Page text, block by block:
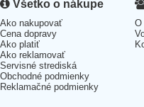
Všetko o nákupe
Ako nakupovať
Cena dopravy
Ako platiť
Ako reklamovať
Servisné strediská
Obchodné podmienky
Reklamačné podmienky
O